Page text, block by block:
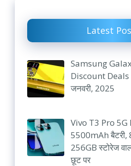
Latest
Samsung
Discount
जनवरी, 2025
Vivo T3 Pro
5500mAh बैटरी,
256GB स्टोरेज
छूट पर